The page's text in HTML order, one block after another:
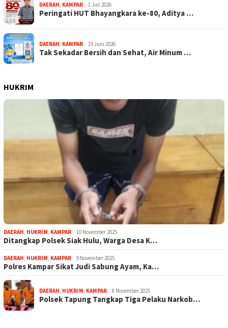
DAERAH KAMPAR 1 Juli 2026
Peringati HUT Bhayangkara ke-80, Aditya …
DAERAH KAMPAR 19 Juni 2026
Tak Sekadar Bersih dan Sehat, Air Minum …
HUKRIM
DAERAH, HUKRIM, KAMPAR 10 November 2025
Ditangkap Polsek Siak Hulu, Warga Desa K…
DAERAH, HUKRIM, KAMPAR 9 November 2025
Polres Kampar Sikat Judi Sabung Ayam, Ka…
DAERAH, HUKRIM, KAMPAR 8 November 2025
Polsek Tapung Tangkap Tiga Pelaku Narkob…